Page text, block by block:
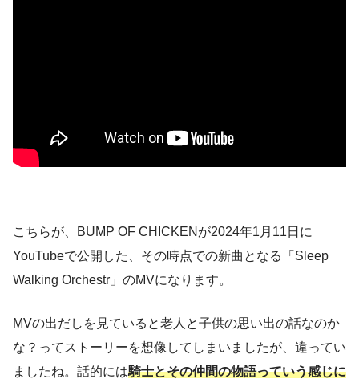
こちらが、BUMP OF CHICKENが2024年1月11日に
YouTubeで公開した、その時点での新曲となる「Sleep
Walking Orchestr」のMVになります。
MVの出だしを見ていると老人と子供の思い出の話なのか
な？ってストーリーを想像してしまいましたが、違ってい
ましたね。話的には騎士とその仲間の物語っていう感じに